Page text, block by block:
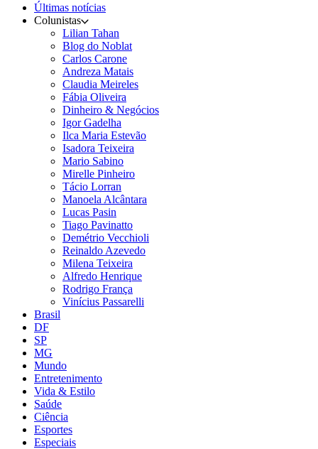
Últimas notícias
Colunistas
Lilian Tahan
Blog do Noblat
Carlos Carone
Andreza Matais
Claudia Meireles
Fábia Oliveira
Dinheiro & Negócios
Igor Gadelha
Ilca Maria Estevão
Isadora Teixeira
Mario Sabino
Mirelle Pinheiro
Tácio Lorran
Manoela Alcântara
Lucas Pasin
Tiago Pavinatto
Demétrio Vecchioli
Reinaldo Azevedo
Milena Teixeira
Alfredo Henrique
Rodrigo França
Vinícius Passarelli
Brasil
DF
SP
MG
Mundo
Entretenimento
Vida & Estilo
Saúde
Ciência
Esportes
Especiais